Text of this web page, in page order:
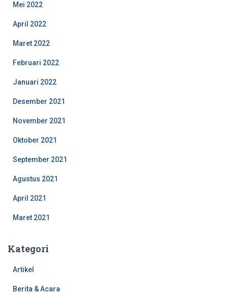
Mei 2022
April 2022
Maret 2022
Februari 2022
Januari 2022
Desember 2021
November 2021
Oktober 2021
September 2021
Agustus 2021
April 2021
Maret 2021
Kategori
Artikel
Berita & Acara